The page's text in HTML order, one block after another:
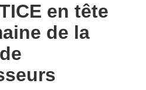
en tête
de la